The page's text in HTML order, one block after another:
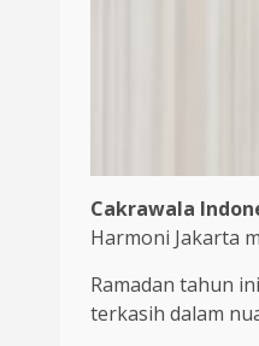
Cakrawala
Harmoni Jakarta
Ramadan tahun
terkasih dalam